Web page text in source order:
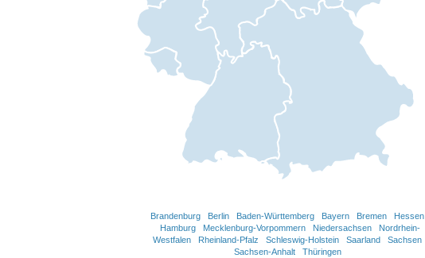
Brandenburg Berlin Baden-Württemberg Bayern Bremen
Hessen
Hamburg
Mecklenburg-Vorpommern Niedersachsen
Nordrhein-
Westfalen
Rheinland-Pfalz Schleswig-Holstein Saarland
Sachsen
Sachsen-Anhalt
Thüringen